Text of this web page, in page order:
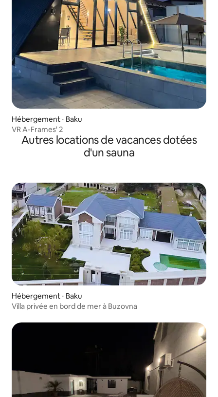
Hébergement ⋅ Baku
VR A-Frames' 2
Autres locations de vacances dotées
d'un sauna
Hébergement ⋅ Baku
Villa privée en bord de mer à Buzovna